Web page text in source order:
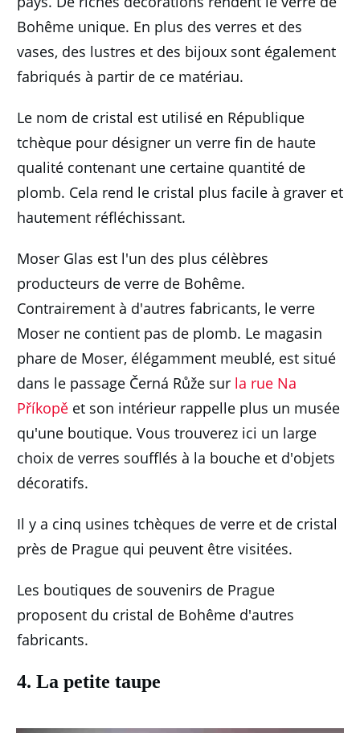
Bohême unique. En plus des verres et des
vases, des lustres et des bijoux sont également
fabriqués à partir de ce matériau.
Le nom de cristal est utilisé en République
tchèque pour désigner un verre fin de haute
qualité contenant une certaine quantité de
plomb. Cela rend le cristal plus facile à graver et
hautement réfléchissant.
Moser Glas est l'un des plus célèbres
producteurs de verre de Bohême.
Contrairement à d'autres fabricants, le verre
Moser ne contient pas de plomb. Le magasin
phare de Moser, élégamment meublé, est situé
dans le passage Černá Růže sur la rue Na
Příkopě et son intérieur rappelle plus un musée
qu'une boutique. Vous trouverez ici un large
choix de verres soufflés à la bouche et d'objets
décoratifs.
Il y a cinq usines tchèques de verre et de cristal
près de Prague qui peuvent être visitées.
Les boutiques de souvenirs de Prague
proposent du cristal de Bohême d'autres
fabricants.
4. La petite taupe